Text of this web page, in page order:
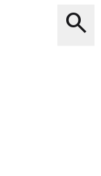
search